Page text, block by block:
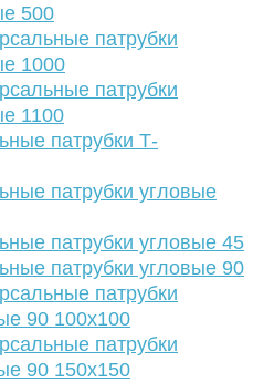
500
патрубки
1000
патрубки
1100
патрубки Т-
патрубки угловые
патрубки угловые 45
патрубки угловые 90
патрубки
90 100х100
патрубки
90 150х150